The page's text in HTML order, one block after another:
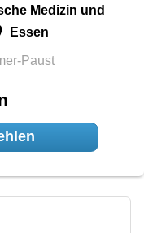
Medizin und
Essen
Paust